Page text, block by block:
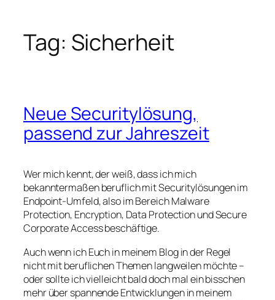
Tag: Sicherheit
Neue Securitylösung,
passend zur Jahreszeit
Wer mich kennt, der weiß, dass ich mich
bekanntermaßen beruflich mit Securitylösungen im
Endpoint-Umfeld, also im Bereich Malware
Protection, Encryption, Data Protection und Secure
Corporate Access beschäftige.
Auch wenn ich Euch in meinem Blog in der Regel
nicht mit beruflichen Themen langweilen möchte –
oder sollte ich vielleicht bald doch mal ein bisschen
mehr über spannende Entwicklungen in meinem